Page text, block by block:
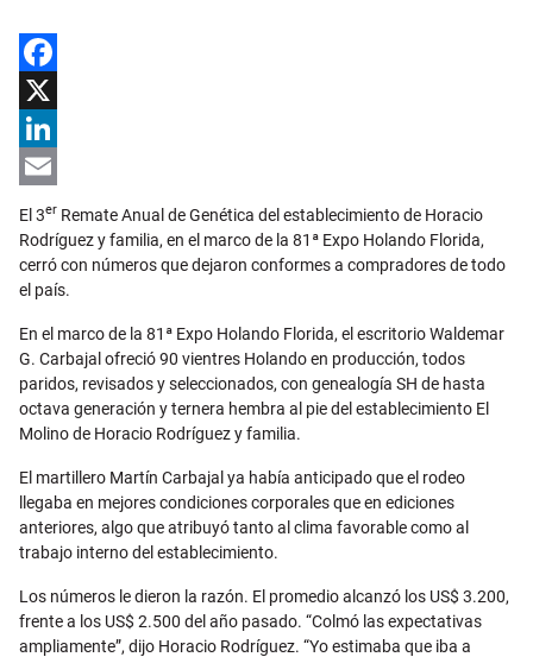
Facebook
X
LinkedIn
Email
El 3er Remate Anual de Genética del establecimiento de Horacio
Rodríguez y familia, en el marco de la 81ª Expo Holando Florida,
cerró con números que dejaron conformes a compradores de todo
el país.
En el marco de la 81ª Expo Holando Florida, el escritorio Waldemar
G. Carbajal ofreció 90 vientres Holando en producción, todos
paridos, revisados y seleccionados, con genealogía SH de hasta
octava generación y ternera hembra al pie del establecimiento El
Molino de Horacio Rodríguez y familia.
El martillero Martín Carbajal ya había anticipado que el rodeo
llegaba en mejores condiciones corporales que en ediciones
anteriores, algo que atribuyó tanto al clima favorable como al
trabajo interno del establecimiento.
Los números le dieron la razón. El promedio alcanzó los US$ 3.200,
frente a los US$ 2.500 del año pasado. “Colmó las expectativas
ampliamente”, dijo Horacio Rodríguez. “Yo estimaba que iba a